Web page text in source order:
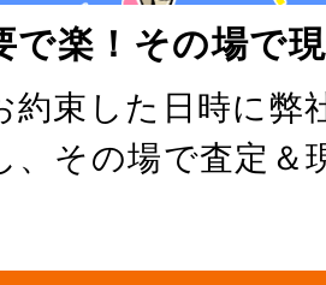
で楽！その場で
約束した日時に弊
、その場で査定＆